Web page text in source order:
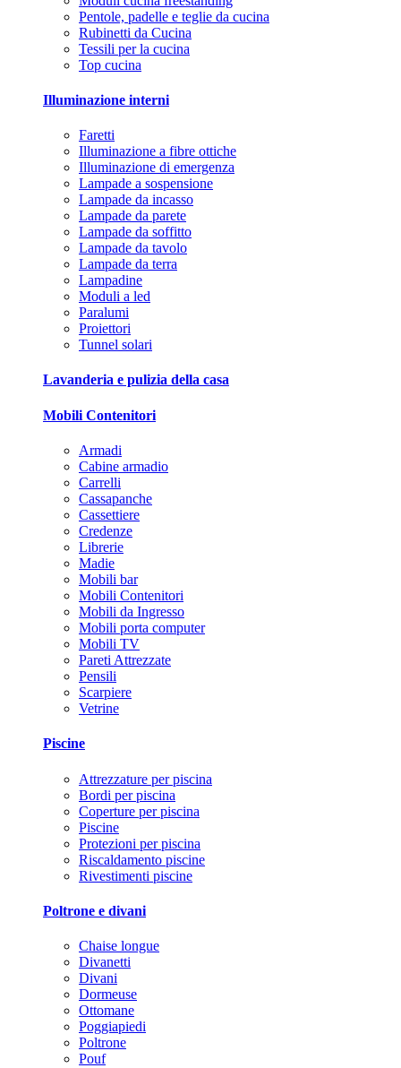
Pentole, padelle e teglie da cucina
Rubinetti da Cucina
Tessili per la cucina
Top cucina
Illuminazione interni
Faretti
Illuminazione a fibre ottiche
Illuminazione di emergenza
Lampade a sospensione
Lampade da incasso
Lampade da parete
Lampade da soffitto
Lampade da tavolo
Lampade da terra
Lampadine
Moduli a led
Paralumi
Proiettori
Tunnel solari
Lavanderia e pulizia della casa
Mobili Contenitori
Armadi
Cabine armadio
Carrelli
Cassapanche
Cassettiere
Credenze
Librerie
Madie
Mobili bar
Mobili Contenitori
Mobili da Ingresso
Mobili porta computer
Mobili TV
Pareti Attrezzate
Pensili
Scarpiere
Vetrine
Piscine
Attrezzature per piscina
Bordi per piscina
Coperture per piscina
Piscine
Protezioni per piscina
Riscaldamento piscine
Rivestimenti piscine
Poltrone e divani
Chaise longue
Divanetti
Divani
Dormeuse
Ottomane
Poggiapiedi
Poltrone
Pouf